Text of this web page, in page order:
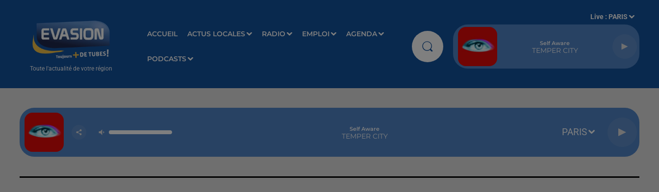
Toute l'actualité de votre région
ACCUEIL ACTUS LOCALES RADIO EMPLOI AGENDA
PODCASTS
Live : PARIS
Self Aware
TEMPER CITY
Self Aware
TEMPER CITY PARIS